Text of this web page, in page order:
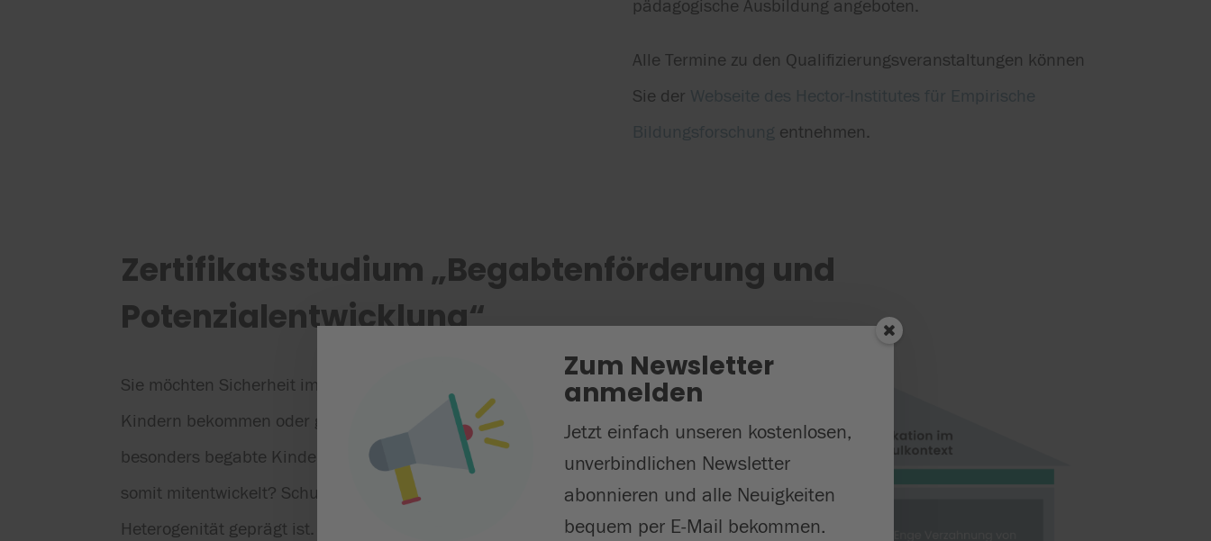
pädagogische Ausbildung angeboten.
Alle Termine zu den Qualifizierungsveranstaltungen können
Sie der
entnehmen.
Zertifikatsstudium „Begabtenförderung und
Potenzialentwicklung“
Sie möchten Sicherheit im Erkennen von hochbegabten
Kindern bekommen oder generell erfahren, wie man
besonders begabte Kinder fördert und deren Potenziale
somit mitentwickelt? Schule ist ein Raum, der von
Heterogenität geprägt ist. Die Lernenden haben
Zum Newsletter
anmelden
Jetzt einfach unseren kostenlosen,
unverbindlichen Newsletter
abonnieren und alle Neuigkeiten
bequem per E-Mail bekommen.